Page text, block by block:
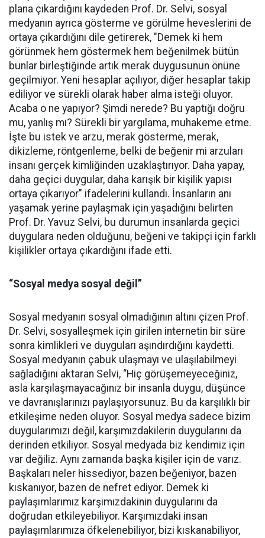
plana çıkardığını kaydeden Prof. Dr. Selvi, sosyal
medyanın ayrıca gösterme ve görülme heveslerini de
ortaya çıkardığını dile getirerek, "Demek ki hem
görünmek hem göstermek hem beğenilmek bütün
bunlar birleştiğinde artık merak duygusunun önüne
geçilmiyor. Yeni hesaplar açılıyor, diğer hesaplar takip
ediliyor ve sürekli olarak haber alma isteği oluyor.
Acaba o ne yapıyor? Şimdi nerede? Bu yaptığı doğru
mu, yanlış mı? Sürekli bir yargılama, muhakeme etme.
İşte bu istek ve arzu, merak gösterme, merak,
dikizleme, röntgenleme, belki de beğenir mi arzuları
insanı gerçek kimliğinden uzaklaştırıyor. Daha yapay,
daha geçici duygular, daha karışık bir kişilik yapısı
ortaya çıkarıyor" ifadelerini kullandı. İnsanların anı
yaşamak yerine paylaşmak için yaşadığını belirten
Prof. Dr. Yavuz Selvi, bu durumun insanlarda geçici
duygulara neden olduğunu, beğeni ve takipçi için farklı
kişilikler ortaya çıkardığını ifade etti.
“Sosyal medya sosyal değil”
Sosyal medyanın sosyal olmadığının altını çizen Prof.
Dr. Selvi, sosyalleşmek için girilen internetin bir süre
sonra kimlikleri ve duyguları aşındırdığını kaydetti.
Sosyal medyanın çabuk ulaşmayı ve ulaşılabilmeyi
sağladığını aktaran Selvi, “Hiç görüşemeyeceğiniz,
asla karşılaşmayacağınız bir insanla duygu, düşünce
ve davranışlarınızı paylaşıyorsunuz. Bu da karşılıklı bir
etkileşime neden oluyor. Sosyal medya sadece bizim
duygularımızı değil, karşımızdakilerin duygularını da
derinden etkiliyor. Sosyal medyada biz kendimiz için
var değiliz. Aynı zamanda başka kişiler için de varız.
Başkaları neler hissediyor, bazen beğeniyor, bazen
kıskanıyor, bazen de nefret ediyor. Demek ki
paylaşımlarımız karşımızdakinin duygularını da
doğrudan etkileyebiliyor. Karşımızdaki insan
paylaşımlarımıza öfkelenebiliyor, bizi kıskanabiliyor,